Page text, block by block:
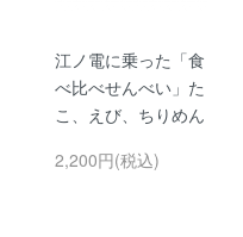
江ノ電に乗った「食
べ比べせんべい」た
こ、えび、ちりめん
2,200円(税込)